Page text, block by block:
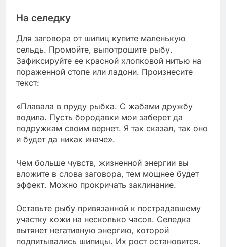
На селедку
Для заговора от шипиц купите маленькую
сельдь. Промойте, выпотрошите рыбу.
Зафиксируйте ее красной хлопковой нитью на
пораженной стопе или ладони. Произнесите
текст:
«Плавала в пруду рыбка. С жабами дружбу
водила. Пусть бородавки мои заберет да
подружкам своим вернет. Я так сказал, так оно
и будет да никак иначе».
Чем больше чувств, жизненной энергии вы
вложите в слова заговора, тем мощнее будет
эффект. Можно прокричать заклинание.
Оставьте рыбу привязанной к пострадавшему
участку кожи на несколько часов. Селедка
вытянет негативную энергию, которой
подпитывались шипицы. Их рост остановится.